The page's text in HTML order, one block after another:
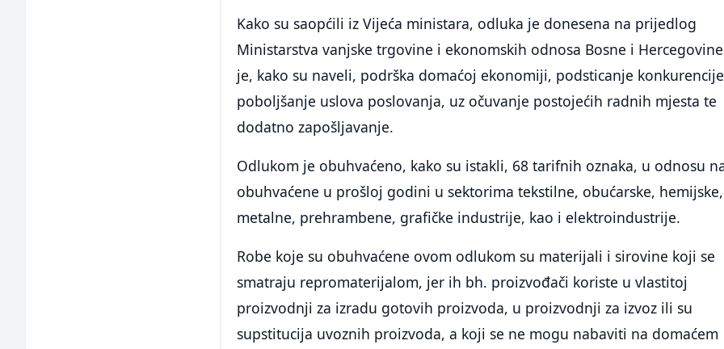
Kako su saopćili iz Vijeća ministara, odluka je donesena na prijedlog
Ministarstva vanjske trgovine i ekonomskih odnosa Bosne i
je, kako su naveli, podrška domaćoj ekonomiji, podsticanje
poboljšanje uslova poslovanja, uz očuvanje postojećih radnih mjesta te
dodatno zapošljavanje.
Odlukom je obuhvaćeno, kako su istakli, 68 tarifnih oznaka, u odnosu
obuhvaćene u prošloj godini u sektorima tekstilne, obućarske, hemijske,
metalne, prehrambene, grafičke industrije, kao i elektroindustrije.
Robe koje su obuhvaćene ovom odlukom su materijali i sirovine koji se
smatraju repromaterijalom, jer ih bh. proizvođači koriste u vlastitoj
proizvodnji za izradu gotovih proizvoda, u proizvodnji za izvoz ili su
supstitucija uvoznih proizvoda, a koji se ne mogu nabaviti na domaćem